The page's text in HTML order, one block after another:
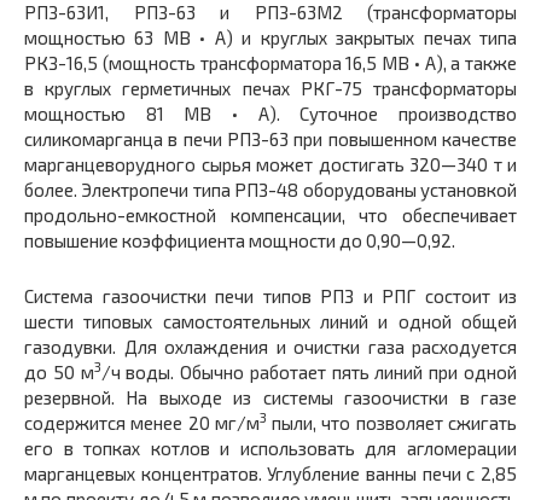
РПЗ-63И1, РПЗ-63 и РПЗ-63М2 (трансформаторы
мощностью 63 МВ • А) и круглых закрытых печах типа
РКЗ-16,5 (мощность трансформатора 16,5 МВ • А), а также
в круглых герметичных печах РКГ-75 трансформаторы
мощностью 81 МВ • А). Суточное производство
силикомарганца в печи РПЗ-63 при повышенном качестве
марганцеворудного сырья может достигать 320—340 т и
более. Электропечи типа РПЗ-48 оборудованы установкой
продольно-емкостной компенсации, что обеспечивает
повышение коэффициента мощности до 0,90—0,92.
Система газоочистки печи типов РПЗ и РПГ состоит из
шести типовых самостоятельных линий и одной общей
газодувки. Для охлаждения и очистки газа расходуется
до 50 м3/ч воды. Обычно работает пять линий при одной
резервной. На выходе из системы газоочистки в газе
содержится менее 20 мг/м3 пыли, что позволяет сжигать
его в топках котлов и использовать для агломерации
марганцевых концентратов. Углубление ванны печи с 2,85